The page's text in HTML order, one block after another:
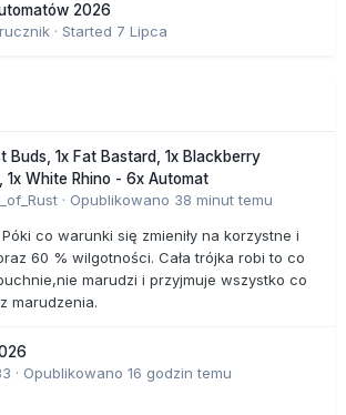
2026
· Started 7 Lipca
Buds, 1x Fat Bastard, 1x Blackberry
1x White Rhino - 6x Automat
· Opublikowano 38 minut temu
co warunki się zmieniły na korzystne i
60 % wilgotności. Cała trójka robi to co
marudzi i przyjmuje wszystko co
marudzenia.
· Opublikowano 16 godzin temu